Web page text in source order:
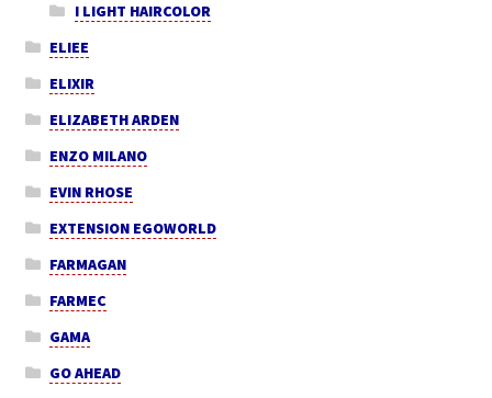
I LIGHT HAIRCOLOR
ELIEE
ELIXIR
ELIZABETH ARDEN
ENZO MILANO
EVIN RHOSE
EXTENSION EGOWORLD
FARMAGAN
FARMEC
GAMA
GO AHEAD